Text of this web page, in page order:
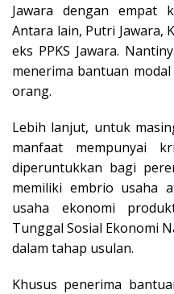
Jawara dengan empat
Antara lain, Putri Jawara,
eks PPKS Jawara.
menerima bantuan
orang.
Lebih lanjut, untuk
manfaat mempunyai
diperuntukkan bagi
memiliki embrio usaha
usaha ekonomi
Tunggal Sosial Ekonomi
dalam tahap usulan.
Khusus penerima